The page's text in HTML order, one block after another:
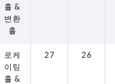
홀 &
변환
홀
로케
이팅
홀 &
27 26